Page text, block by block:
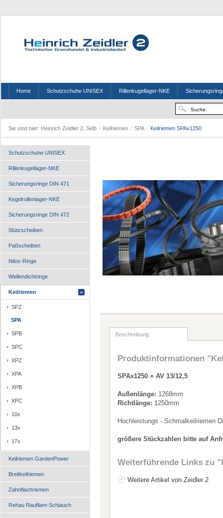
Home Schutzschuhe UNISEX Rillenkugellager-NKE
Sie sind hier: Heinrich Zeidler 2, Selb / Keilriemen / SPA / Keilriemen SPAx1250
Schutzschuhe UNISEX
Rillenkugellager-NKE
Sicherungsringe DIN 471
Kegelrollenlager-NKE
Sicherungsringe DIN 472
Stützscheiben
Paßscheiben
Nilos-Ringe
Wellendichtringe
Keilriemen
SPZ
SPA
SPB
SPC
XPZ
XPA
XPB
XPC
10x
13x
17x
Keilriemen GardenPower
Breitkeilriemen
Zahnflachriemen
Rehau Raufilam-Schlauch
Beschreibung
Produktinformationen
SPAx1250 = AV 13/12,5
Außenlänge: 1268mm
Richtlänge: 1250mm
Hochleistungs - Schmalkeilriemen
größere Stückzahlen bitte auf
Weiterführende Links zu
Weitere Artikel von Zeidler 2